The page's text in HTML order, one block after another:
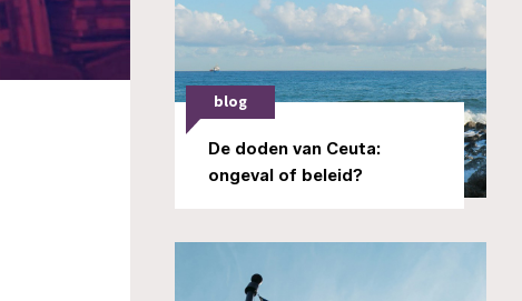
blog
De doden van Ceuta:
ongeval of beleid?